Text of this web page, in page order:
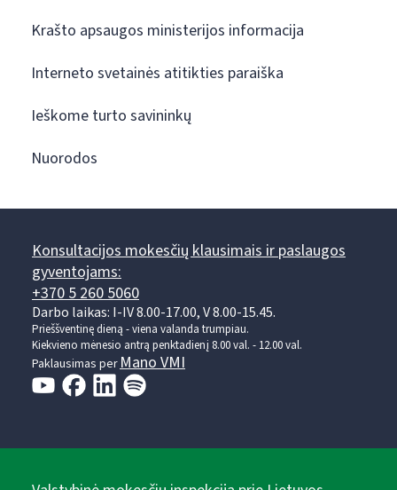
Krašto apsaugos ministerijos informacija
Interneto svetainės atitikties paraiška
Ieškome turto savininkų
Nuorodos
Konsultacijos mokesčių klausimais ir paslaugos
gyventojams:
+370 5 260 5060
Darbo laikas: I-IV 8.00-17.00, V 8.00-15.45.
Prieššventinę dieną - viena valanda trumpiau.
Kiekvieno mėnesio antrą penktadienį 8.00 val. - 12.00 val.
Paklausimas perMano VMI